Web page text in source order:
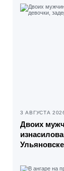
3 АВГУСТА
Двоих
Ульяновске